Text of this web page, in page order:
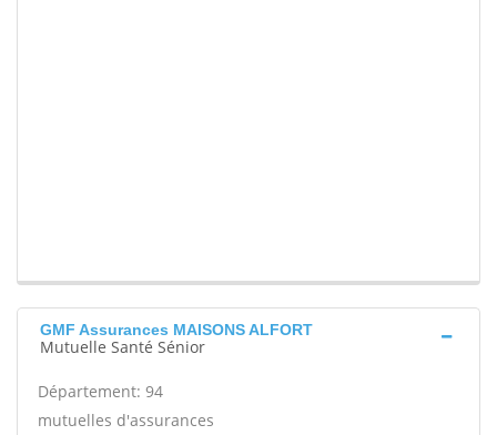
GMF Assurances MAISONS ALFORT
Mutuelle Santé Sénior
Département: 94
mutuelles d'assurances